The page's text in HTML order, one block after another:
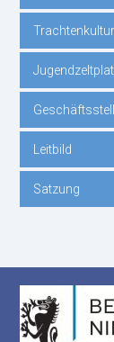
Leitbild
Satzung